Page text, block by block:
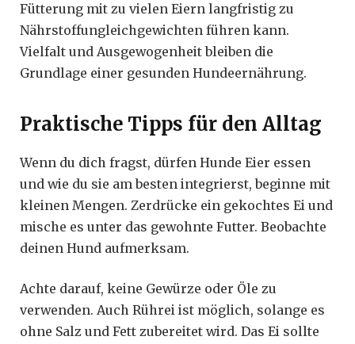
Fütterung mit zu vielen Eiern langfristig zu
Nährstoffungleichgewichten führen kann.
Vielfalt und Ausgewogenheit bleiben die
Grundlage einer gesunden Hundeernährung.
Praktische Tipps für den Alltag
Wenn du dich fragst, dürfen Hunde Eier essen
und wie du sie am besten integrierst, beginne mit
kleinen Mengen. Zerdrücke ein gekochtes Ei und
mische es unter das gewohnte Futter. Beobachte
deinen Hund aufmerksam.
Achte darauf, keine Gewürze oder Öle zu
verwenden. Auch Rührei ist möglich, solange es
ohne Salz und Fett zubereitet wird. Das Ei sollte